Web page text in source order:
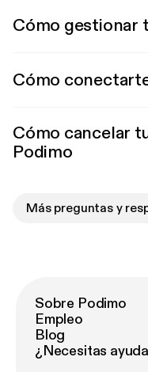
Cómo gestionar
Cómo
Cómo cancelar
Podimo
Más preguntas y
Sobre Podimo
Empleo
Blog
¿Necesitas